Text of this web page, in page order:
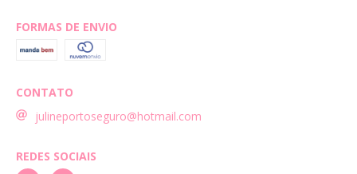
FORMAS DE ENVIO
CONTATO
julineportoseguro@hotmail.com
REDES SOCIAIS